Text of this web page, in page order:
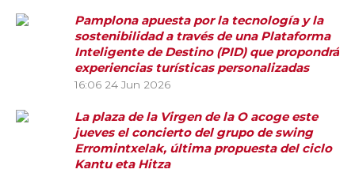
Pamplona apuesta por la tecnología y la
sostenibilidad a través de una Plataforma
Inteligente de Destino (PID) que propondrá
experiencias turísticas personalizadas
16:06 24 Jun 2026
La plaza de la Virgen de la O acoge este
jueves el concierto del grupo de swing
Erromintxelak, última propuesta del ciclo
Kantu eta Hitza